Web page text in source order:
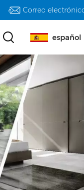
Correo
español
English
español
العربية